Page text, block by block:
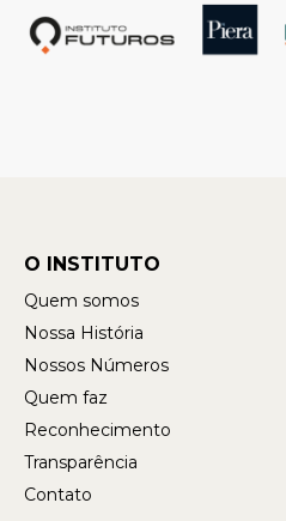
O INSTITUTO
Quem somos
Nossa História
Nossos Números
Quem faz
Reconhecimento
Transparência
Contato